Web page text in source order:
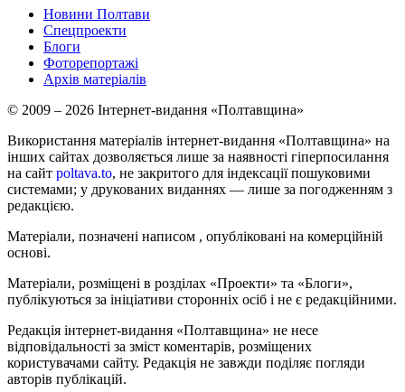
Новини Полтави
Спецпроекти
Блоги
Фоторепортажі
Архів матеріалів
© 2009 – 2026 Інтернет-видання «Полтавщина»
Використання матеріалів інтернет-видання «Полтавщина» на
інших сайтах дозволяється лише за наявності гіперпосилання
на сайт poltava.to, не закритого для індексації пошуковими
системами; у друкованих виданнях — лише за погодженням з
редакцією.
Матеріали, позначені написом , опубліковані на комерційній
основі.
Матеріали, розміщені в розділах «Проекти» та «Блоги»,
публікуються за ініціативи сторонніх осіб і не є редакційними.
Редакція інтернет-видання «Полтавщина» не несе
відповідальності за зміст коментарів, розміщених
користувачами сайту. Редакція не завжди поділяє погляди
авторів публікацій.